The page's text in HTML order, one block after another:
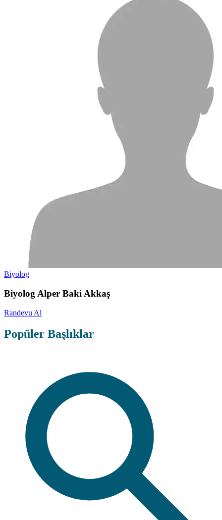
Biyolog
Biyolog Alper Baki Akkaş
Randevu Al
Popüler Başlıklar